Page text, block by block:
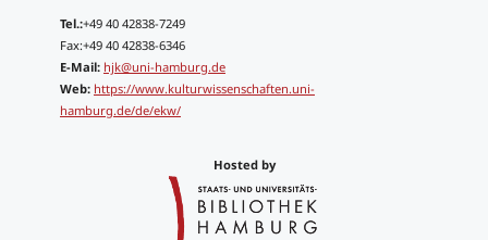
Tel.:+49 40 42838-7249
Fax:+49 40 42838-6346
E-Mail: hjk@uni-hamburg.de
Web: https://www.kulturwissenschaften.uni-
hamburg.de/de/ekw/
Hosted by